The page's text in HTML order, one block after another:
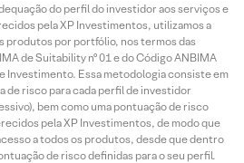
do perfil do investidor aos serviços e
pela XP Investimentos, utilizamos a
produtos por portfólio, nos termos das
de Suitability nº 01 e do Código ANBIMA
Investimento. Essa metodologia consiste em
de risco para cada perfil de investidor
bem como uma pontuação de risco
pela XP Investimentos, de modo que
a todos os produtos, desde que dentro
de risco definidas para o seu perfil.